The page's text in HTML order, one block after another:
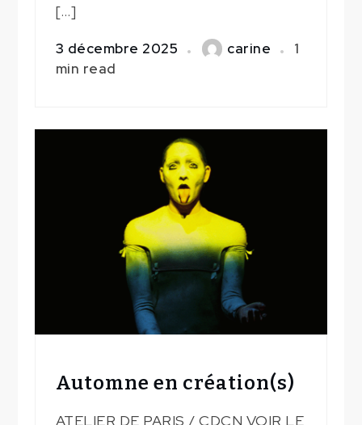
[…]
3 décembre 2025 carine
1
min read
Automne en création(s)
ATELIER DE PARIS / CDCN VOIR LE